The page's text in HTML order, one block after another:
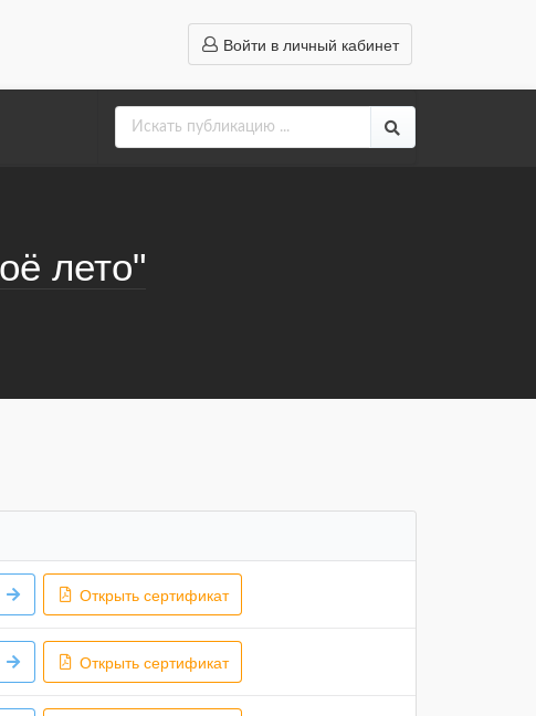
Войти в личный кабинет
лето"
Открыть сертификат
Открыть сертификат